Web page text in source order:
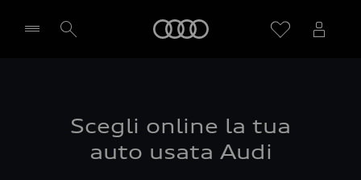
Scegli online la tua
auto usata Audi